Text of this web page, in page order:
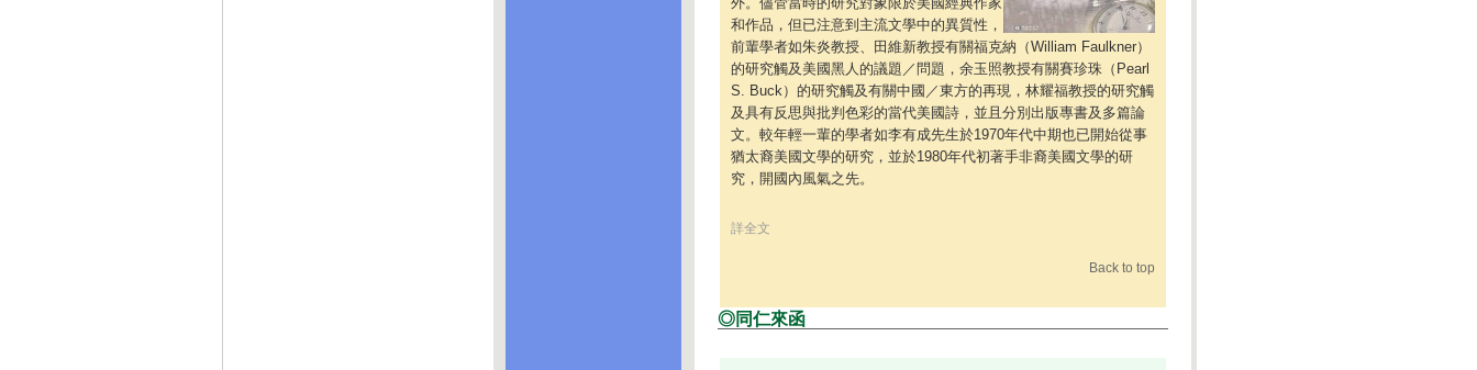
和作品，但已注意到主流文學中的異質性，
前輩學者如朱炎教授、田維新教授有關福克納（William Faulkner）
的研究觸及美國黑人的議題／問題，余玉照教授有關賽珍珠（Pearl
S. Buck）的研究觸及有關中國／東方的再現，林耀福教授的研究觸
及具有反思與批判色彩的當代美國詩，並且分別出版專書及多篇論
文。較年輕一輩的學者如李有成先生於1970年代中期也已開始從事
猶太裔美國文學的研究，並於1980年代初著手非裔美國文學的研
究，開國內風氣之先。
詳全文
Back to top
◎同仁來函